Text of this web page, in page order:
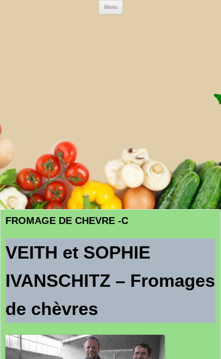
Menu
FROMAGE DE CHEVRE -C
VEITH et SOPHIE
IVANSCHITZ – Fromages
de chèvres